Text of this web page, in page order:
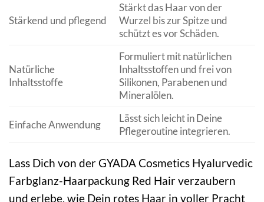
Stärkend und pflegend
Stärkt das Haar von der
Wurzel bis zur Spitze und
schützt es vor Schäden.
Natürliche
Inhaltsstoffe
Formuliert mit natürlichen
Inhaltsstoffen und frei von
Silikonen, Parabenen und
Mineralölen.
Einfache Anwendung
Lässt sich leicht in Deine
Pflegeroutine integrieren.
Lass Dich von der GYADA Cosmetics Hyalurvedic
Farbglanz-Haarpackung Red Hair verzaubern
und erlebe, wie Dein rotes Haar in voller Pracht